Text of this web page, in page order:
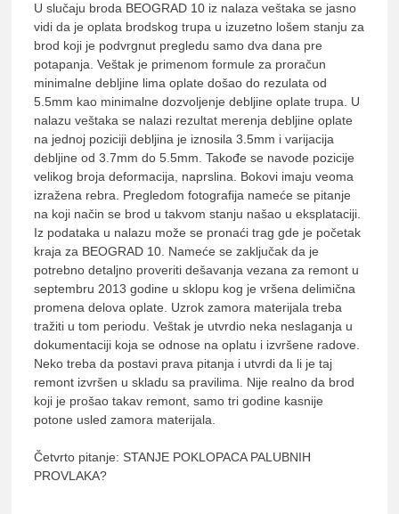
U slučaju broda BEOGRAD 10 iz nalaza veštaka se jasno
vidi da je oplata brodskog trupa u izuzetno lošem stanju za
brod koji je podvrgnut pregledu samo dva dana pre
potapanja. Veštak je primenom formule za proračun
minimalne debljine lima oplate došao do rezulata od
5.5mm kao minimalne dozvoljenje debljine oplate trupa. U
nalazu veštaka se nalazi rezultat merenja debljine oplate
na jednoj poziciji debljina je iznosila 3.5mm i varijacija
debljine od 3.7mm do 5.5mm. Takođe se navode pozicije
velikog broja deformacija, naprslina. Bokovi imaju veoma
izražena rebra. Pregledom fotografija nameće se pitanje
na koji način se brod u takvom stanju našao u eksplataciji.
Iz podataka u nalazu može se pronaći trag gde je početak
kraja za BEOGRAD 10. Nameće se zaključak da je
potrebno detaljno proveriti dešavanja vezana za remont u
septembru 2013 godine u sklopu kog je vršena delimična
promena delova oplate. Uzrok zamora materijala treba
tražiti u tom periodu. Veštak je utvrdio neka neslaganja u
dokumentaciji koja se odnose na oplatu i izvršene radove.
Neko treba da postavi prava pitanja i utvrdi da li je taj
remont izvršen u skladu sa pravilima. Nije realno da brod
koji je prošao takav remont, samo tri godine kasnije
potone usled zamora materijala.
Četvrto pitanje: STANJE POKLOPACA PALUBNIH
PROVLAKA?